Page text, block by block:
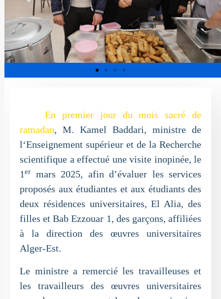
En premier jour du mois sacré de
ramadan, M. Kamel Baddari, ministre de
l‘Enseignement supérieur et de la Recherche
scientifique a effectué une visite inopinée, le
1er
mars 2025, afin d’évaluer les services
proposés aux étudiantes et aux étudiants des
deux résidences universitaires, El Alia, des
filles et Bab Ezzouar 1, des garçons, affiliées
à la direction des œuvres universitaires
Alger-Est.
Le ministre a remercié les travailleuses et
les travailleurs des œuvres universitaires